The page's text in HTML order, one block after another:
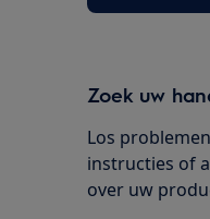
Zoek uw
Los
instructies of
over uw